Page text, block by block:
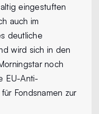
eingestuften
auch im
deutliche
wird sich in den
noch
EU-Anti-
Fondsnamen zur